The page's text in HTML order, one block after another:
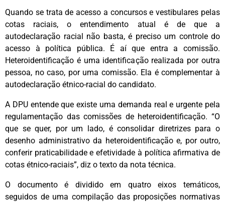
Quando se trata de acesso a concursos e vestibulares pelas
cotas raciais, o entendimento atual é de que a
autodeclaração racial não basta, é preciso um controle do
acesso à política pública. É aí que entra a comissão.
Heteroidentificação é uma identificação realizada por outra
pessoa, no caso, por uma comissão. Ela é complementar à
autodeclaração étnico-racial do candidato.
A DPU entende que existe uma demanda real e urgente pela
regulamentação das comissões de heteroidentificação. “O
que se quer, por um lado, é consolidar diretrizes para o
desenho administrativo da heteroidentificação e, por outro,
conferir praticabilidade e efetividade à política afirmativa de
cotas étnico-raciais”, diz o texto da nota técnica.
O documento é dividido em quatro eixos temáticos,
seguidos de uma compilação das proposições normativas